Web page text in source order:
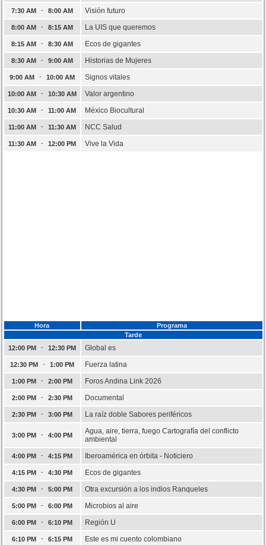
7:30 AM - 8:00 AM Visión futuro
8:00 AM - 8:15 AM La UIS que queremos
8:15 AM - 8:30 AM Ecos de gigantes
8:30 AM - 9:00 AM Historias de Mujeres
9:00 AM - 10:00 AM Signos vitales
10:00 AM - 10:30 AM Valor argentino
10:30 AM - 11:00 AM México Biocultural
11:00 AM - 11:30 AM NCC Salud
11:30 AM - 12:00 PM Vive la Vida
Hora
Programa
Tarde
12:00 PM
- 12:30 PM Global es
12:30 PM - 1:00 PM Fuerza latina
1:00 PM - 2:00 PM Foros Andina Link 2026
2:00 PM - 2:30 PM Documental
2:30 PM - 3:00 PM La raíz doble Sabores periféricos
3:00 PM - 4:00 PM
Agua, aire, tierra, fuego Cartografía del conflicto
ambiental
4:00 PM - 4:15 PM Iberoamérica en órbita - Noticiero
4:15 PM - 4:30 PM Ecos de gigantes
4:30 PM - 5:00 PM Otra excursión a los indios Ranqueles
5:00 PM - 6:00 PM Microbios al aire
6:00 PM - 6:10 PM Región U
6:10 PM - 6:15 PM Este es mi cuento colombiano